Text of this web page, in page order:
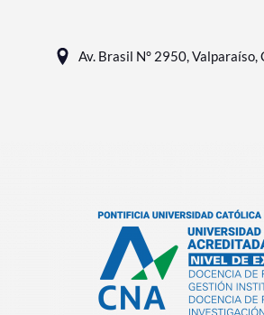
Av. Brasil N° 2950, Valparaíso,